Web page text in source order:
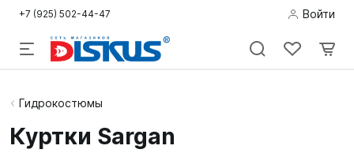
+7 (925) 502-44-47 Войти
Подводная
Гидрокостюмы
Куртки Sargan